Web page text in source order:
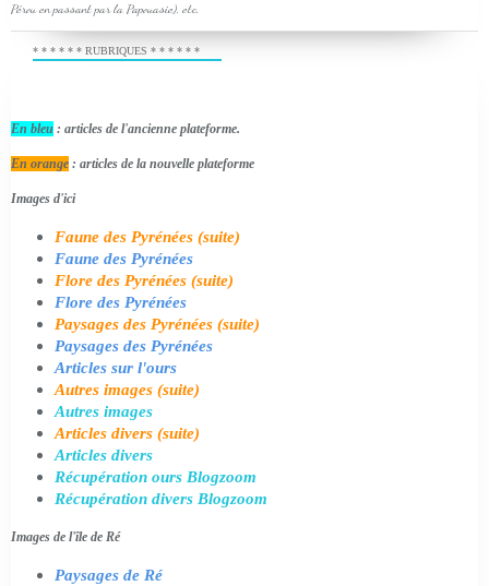
Pérou en passant par la Papouasie), etc.
* * * * * * RUBRIQUES * * * * * *
En bleu : articles de l'ancienne plateforme.
En orange : articles de la nouvelle plateforme
Images d'ici
Faune des Pyrénées (suite)
Faune des Pyrénées
Flore des Pyrénées (suite)
Flore des Pyrénées
Paysages des Pyrénées (suite)
Paysages des Pyrénées
Articles sur l'ours
Autres images (suite)
Autres images
Articles divers (suite)
Articles divers
Récupération ours Blogzoom
Récupération divers Blogzoom
Images de l'île de Ré
Paysages de Ré